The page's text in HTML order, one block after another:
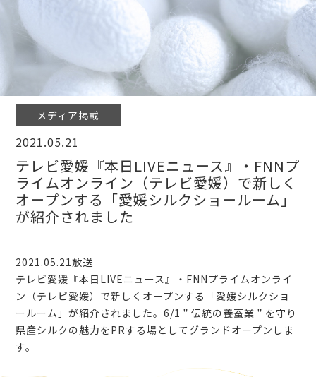
メディア掲載
2021.05.21
テレビ愛媛『本日LIVEニュース』・FNNプ
ライムオンライン（テレビ愛媛）で新しく
オープンする「愛媛シルクショールーム」
が紹介されました
2021.05.21放送
テレビ愛媛『本日LIVEニュース』・FNNプライムオンライ
ン（テレビ愛媛）で新しくオープンする「愛媛シルクショ
ールーム」が紹介されました。6/1＂伝統の養蚕業＂を守り
県産シルクの魅力をPRする場としてグランドオープンしま
す。